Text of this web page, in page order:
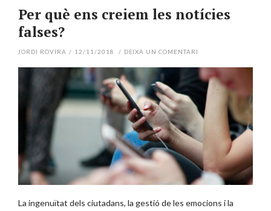
Per què ens creiem les notícies
falses?
JORDI ROVIRA / 12/11/2018 / DEIXA UN COMENTARI
La ingenuïtat dels ciutadans, la gestió de les emocions i la